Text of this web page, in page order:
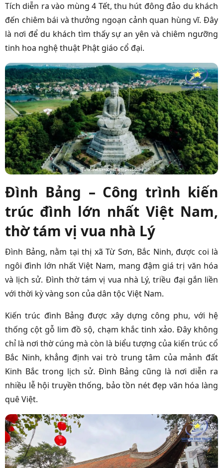
Tích diễn ra vào mùng 4 Tết, thu hút đông đảo du khách
đến chiêm bái và thưởng ngoạn cảnh quan hùng vĩ. Đây
là nơi để du khách tìm thấy sự an yên và chiêm ngưỡng
tinh hoa nghệ thuật Phật giáo cổ đại.
Đình Bảng – Công trình kiến
trúc đình lớn nhất Việt Nam,
thờ tám vị vua nhà Lý
Đình Bảng, nằm tại thị xã Từ Sơn, Bắc Ninh, được coi là
ngôi đình lớn nhất Việt Nam, mang đậm giá trị văn hóa
và lịch sử. Đình thờ tám vị vua nhà Lý, triều đại gắn liền
với thời kỳ vàng son của dân tộc Việt Nam.
Kiến trúc đình Bảng được xây dựng công phu, với hệ
thống cột gỗ lim đồ sộ, chạm khắc tinh xảo. Đây không
chỉ là nơi thờ cúng mà còn là biểu tượng của kiến trúc cổ
Bắc Ninh, khẳng định vai trò trung tâm của mảnh đất
Kinh Bắc trong lịch sử. Đình Bảng cũng là nơi diễn ra
nhiều lễ hội truyền thống, bảo tồn nét đẹp văn hóa làng
quê Việt.